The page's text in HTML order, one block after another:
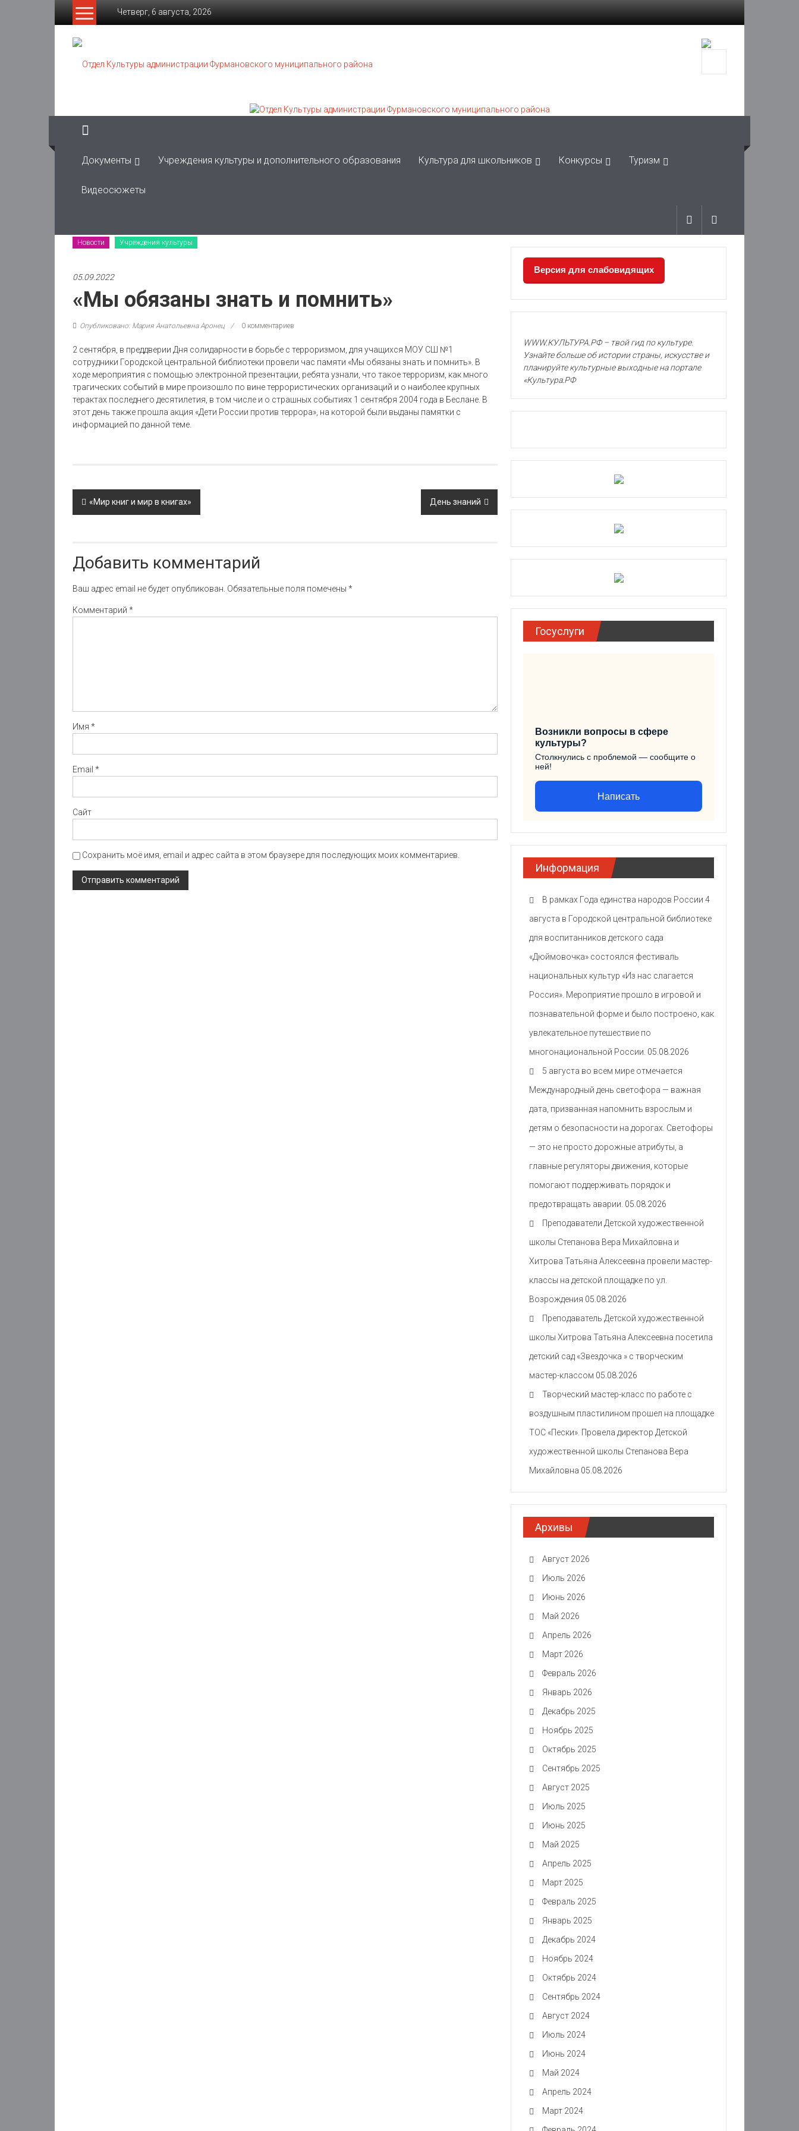
Четверг, 6 августа, 2026
Отдел
Культуры
Фурмановского
муниципального
района
Муниципальное
Документы Учреждения культуры и дополнительного образования Культура для школьников Конкурсы Туризм
Видеосюжеты
Новости Учреждения культуры
05.09.2022
«Мы обязаны знать и помнить»
Опубликовано: Мария Анатольевна Аронец 0 комментариев
2 сентября, в преддверии Дня солидарности в борьбе с терроризмом, для учащихся МОУ СШ №1
сотрудники Городской центральной библиотеки провели час памяти «Мы обязаны знать и помнить». В
ходе мероприятия с помощью электронной презентации, ребята узнали, что такое терроризм, как много
трагических событий в мире произошло по вине террористических организаций и о наиболее крупных
терактах последнего десятилетия, в том числе и о страшных событиях 1 сентября 2004 года в Беслане. В
этот день также прошла акция «Дети России против террора», на которой были выданы памятки с
информацией по данной теме.
Post
navigation
«Мир книг и мир в книгах» День знаний
Добавить комментарий
Ваш адрес email не будет опубликован. Обязательные поля помечены *
Комментарий *
Имя *
Email *
Сайт
Сохранить моё имя, email и адрес сайта в этом браузере для последующих моих комментариев.
Версия для слабовидящих
WWW.КУЛЬТУРА.РФ – твой гид по культуре.
Узнайте больше об истории страны, искусстве и
планируйте культурные выходные на портале
«Культура.РФ
Госуслуги
Возникли вопросы в сфере
культуры?
Столкнулись с проблемой — сообщите о
ней!
Написать
Информация
В рамках Года единства народов России 4
августа в Городской центральной библиотеке
для воспитанников детского сада
«Дюймовочка» состоялся фестиваль
национальных культур «Из нас слагается
Россия». Мероприятие прошло в игровой и
познавательной форме и было построено, как
увлекательное путешествие по
многонациональной России. 05.08.2026
5 августа во всем мире отмечается
Международный день светофора — важная
дата, призванная напомнить взрослым и
детям о безопасности на дорогах. Светофоры
— это не просто дорожные атрибуты, а
главные регуляторы движения, которые
помогают поддерживать порядок и
предотвращать аварии. 05.08.2026
Преподаватели Детской художественной
школы Степанова Вера Михайловна и
Хитрова Татьяна Алексеевна провели мастер-
классы на детской площадке по ул.
Возрождения 05.08.2026
Преподаватель Детской художественной
школы Хитрова Татьяна Алексеевна посетила
детский сад «Звездочка » с творческим
мастер-классом 05.08.2026
Творческий мастер-класс по работе с
воздушным пластилином прошел на площадке
ТОС «Пески». Провела директор Детской
художественной школы Степанова Вера
Михайловна 05.08.2026
Архивы
Август 2026
Июль 2026
Июнь 2026
Май 2026
Апрель 2026
Март 2026
Февраль 2026
Январь 2026
Декабрь 2025
Ноябрь 2025
Октябрь 2025
Сентябрь 2025
Август 2025
Июль 2025
Июнь 2025
Май 2025
Апрель 2025
Март 2025
Февраль 2025
Январь 2025
Декабрь 2024
Ноябрь 2024
Октябрь 2024
Сентябрь 2024
Август 2024
Июль 2024
Июнь 2024
Май 2024
Апрель 2024
Март 2024